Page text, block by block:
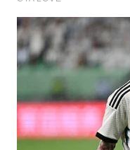
SUKABUMI
WN
PURWAKARTA
WN
PRIANGAN